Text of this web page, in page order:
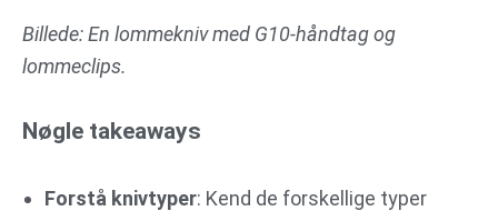
Billede: En lommekniv med G10-håndtag og
lommeclips.
Nøgle takeaways
Forstå knivtyper: Kend de forskellige typer